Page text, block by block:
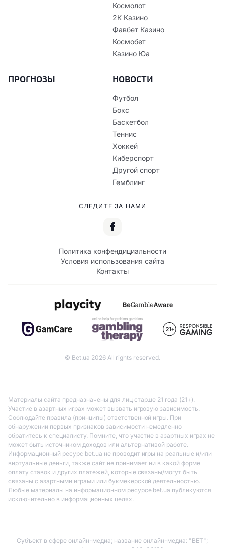
Космолот
2К Казино
Фавбет Казино
Космобет
Казино Юа
ПРОГНОЗЫ НОВОСТИ
Футбол
Бокс
Баскетбол
Теннис
Хоккей
Киберспорт
Другой спорт
Гемблинг
СЛЕДИТЕ ЗА НАМИ
Политика конфендициальности
Условия использования сайта
Контакты
© Bet.ua 2026 All rights reserved.
Материалы сайта предназначены для лиц старше 21 года (21+).
Участие в азартных играх может вызвать игровую зависимость.
Соблюдайте правила (принципы) ответственной игры. При
обнаружении первых признаков зависимости немедленно
обратитесь к специалисту. Помните, что участие в азартных играх не
может быть источником доходов или альтернативой работе.
Информационный ресурс bet.ua не проводит игры на реальные и/или
виртуальные деньги, также сайт не принимает ни в какой форме
оплату ставок и других платежей, которые связаны/могут быть
связаны с азартными играми или букмекерской деятельностью.
Любые материалы на информационном ресурсе bet.ua публикуются
исключительно в информационных целях.
Субъект в сфере онлайн-медиа; название онлайн-медиа: "BET";